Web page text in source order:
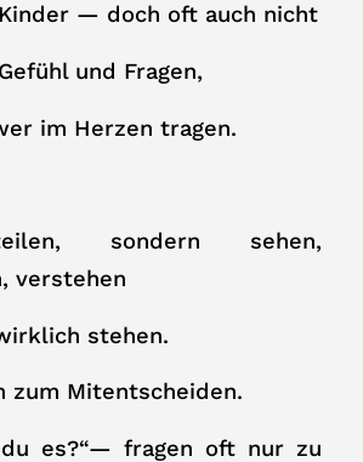
— doch oft auch nicht
und Fragen,
im Herzen tragen.
sondern sehen,
verstehen
stehen.
zum Mitentscheiden.
du es?“— fragen oft nur zu